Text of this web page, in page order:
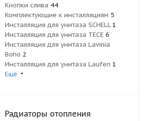
Кнопки слива 44
Комплектующие к инсталляциям 5
Инсталляция для унитаза SCHELL1
Инсталляция для унитаза TECE 6
Инсталляция для унитаза Lavinia
Boho 2
Инсталляция для унитаза Laufen 1
Ещё
Радиаторы отопления